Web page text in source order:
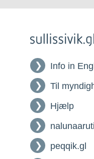
Info in
Til
Hjælp
peqqik.gl